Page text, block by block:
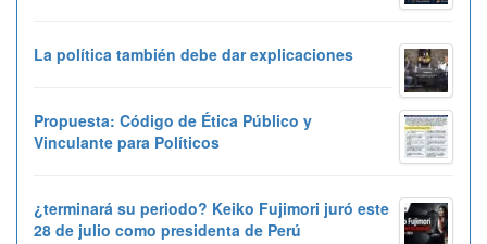
La política también debe dar explicaciones
Propuesta: Código de Ética Público y
Vinculante para Políticos
¿terminará su periodo? Keiko Fujimori juró este
28 de julio como presidenta de Perú